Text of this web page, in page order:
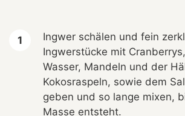
Ingwer schälen und fein
Ingwerstücke mit
Wasser, Mandeln und der
Kokosraspeln, sowie dem
geben und so lange mixen,
Masse entsteht.